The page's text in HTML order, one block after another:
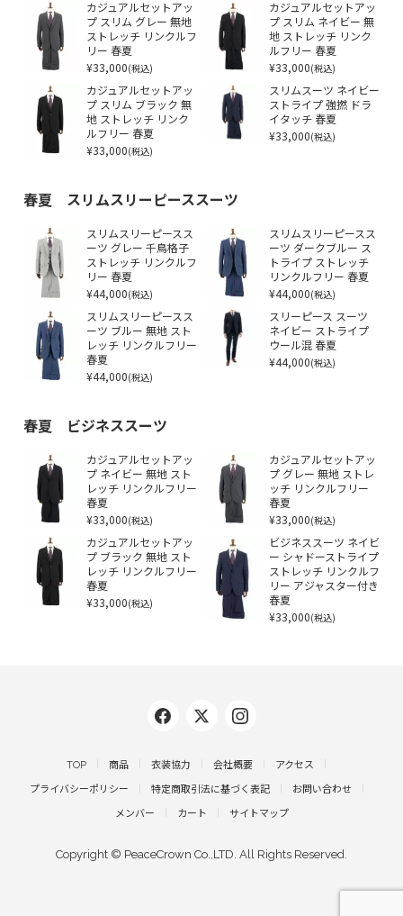
カジュアルセットアッ
プ スリム グレー 無地
ストレッチ リンクルフ
リー 春夏
¥33,000(税込)
カジュアルセットアッ
プ スリム ネイビー 無
地 ストレッチ リンク
ルフリー 春夏
¥33,000(税込)
カジュアルセットアッ
プ スリム ブラック 無
地 ストレッチ リンク
ルフリー 春夏
¥33,000(税込)
スリムスーツ ネイビー
ストライプ 強撚 ドラ
イタッチ 春夏
¥33,000(税込)
春夏 スリムスリーピーススーツ
スリムスリーピースス
ーツ グレー 千鳥格子
ストレッチ リンクルフ
リー 春夏
¥44,000(税込)
スリムスリーピースス
ーツ ダークブルー ス
トライプ ストレッチ
リンクルフリー 春夏
¥44,000(税込)
スリムスリーピースス
ーツ ブルー 無地 スト
レッチ リンクルフリー
春夏
¥44,000(税込)
スリーピース スーツ
ネイビー ストライプ
ウール混 春夏
¥44,000(税込)
春夏 ビジネススーツ
カジュアルセットアッ
プ ネイビー 無地 スト
レッチ リンクルフリー
春夏
¥33,000(税込)
カジュアルセットアッ
プ グレー 無地 ストレ
ッチ リンクルフリー
春夏
¥33,000(税込)
カジュアルセットアッ
プ ブラック 無地 スト
レッチ リンクルフリー
春夏
¥33,000(税込)
ビジネススーツ ネイビ
ー シャドーストライプ
ストレッチ リンクルフ
リー アジャスター付き
春夏
¥33,000(税込)
TOP 商品 衣装協力 会社概要 アクセス
プライバシーポリシー 特定商取引法に基づく表記 お問い合わせ
メンバー カート サイトマップ
Copyright © PeaceCrown Co.,LTD. All Rights Reserved.